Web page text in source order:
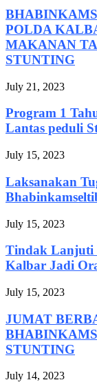
POLDA
MAKANAN
STUNTING
July 21, 2023
Program 1
Lantas peduli
July 15, 2023
Laksanakan
July 15, 2023
Tindak Lanjuti
Kalbar Jadi
July 15, 2023
JUMAT
STUNTING
July 14, 2023